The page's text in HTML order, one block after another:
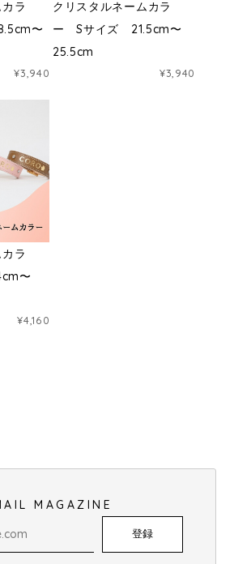
ラ
〜
¥3,940
クリスタルネームカラ
ー Sサイズ 21.5cm〜
25.5cm
¥3,940
ラ
〜
¥4,160
MAGAZINE
登録